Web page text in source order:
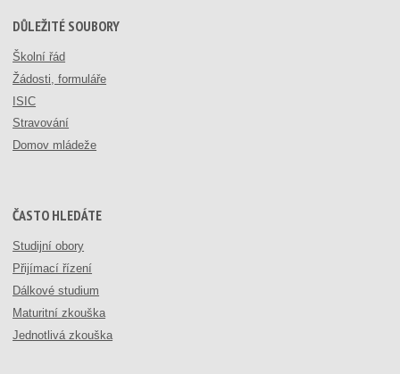
DŮLEŽITÉ SOUBORY
Školní řád
Žádosti, formuláře
ISIC
Stravování
Domov mládeže
ČASTO HLEDÁTE
Studijní obory
Přijímací řízení
Dálkové studium
Maturitní zkouška
Jednotlivá zkouška